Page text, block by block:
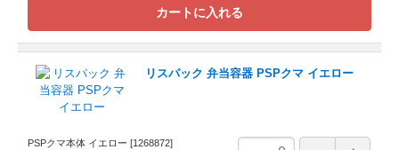
カートに入れる
リスパック 弁当容器 PSPクマ イエロー
PSPクマ本体 イエロー [1268872]